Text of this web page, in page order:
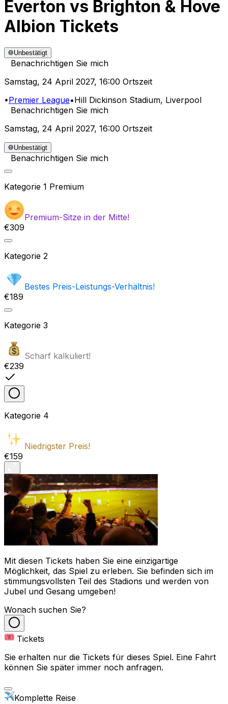
Everton vs Brighton & Hove
Albion Tickets
Unbestätigt
Benachrichtigen Sie mich
Samstag, 24 April 2027, 16:00 Ortszeit
•Premier League•Hill Dickinson Stadium, Liverpool
Benachrichtigen Sie mich
Samstag, 24 April 2027, 16:00 Ortszeit
Unbestätigt
Benachrichtigen Sie mich
Kategorie 1 Premium
Premium-Sitze in der Mitte!
€309
Kategorie 2
Bestes Preis-Leistungs-Verhältnis!
€189
Kategorie 3
Scharf kalkuliert!
€239
Kategorie 4
Niedrigster Preis!
€159
Mit diesen Tickets haben Sie eine einzigartige
Möglichkeit, das Spiel zu erleben. Sie befinden sich im
stimmungsvollsten Teil des Stadions und werden von
Jubel und Gesang umgeben!
Wonach suchen Sie?
Tickets
Sie erhalten nur die Tickets für dieses Spiel. Eine Fahrt
können Sie später immer noch anfragen.
Komplette Reise